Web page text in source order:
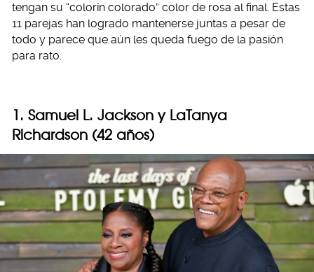
tengan su “colorín colorado” color de rosa al final. Estas
11 parejas han logrado mantenerse juntas a pesar de
todo y parece que aún les queda fuego de la pasión
para rato.
1. Samuel L. Jackson y LaTanya
Richardson (42 años)